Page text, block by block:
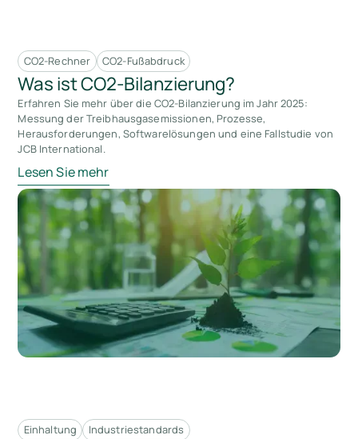
CO2-Rechner CO2-Fußabdruck
Was ist CO2-Bilanzierung?
Erfahren Sie mehr über die CO2-Bilanzierung im Jahr 2025:
Messung der Treibhausgasemissionen, Prozesse,
Herausforderungen, Softwarelösungen und eine Fallstudie von
JCB International.
Lesen Sie mehr
Einhaltung Industriestandards